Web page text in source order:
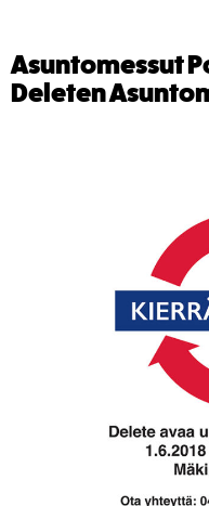
Asuntomessut
Deleten